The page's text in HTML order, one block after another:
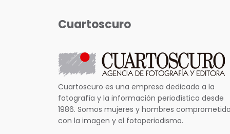
Cuartoscuro
Cuartoscuro es una empresa dedicada a la
fotografía y la información periodística desde
1986. Somos mujeres y hombres
con la imagen y el fotoperiodismo.